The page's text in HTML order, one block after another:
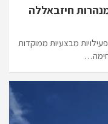
חיזבאללה
מבצעיות ממוקדות